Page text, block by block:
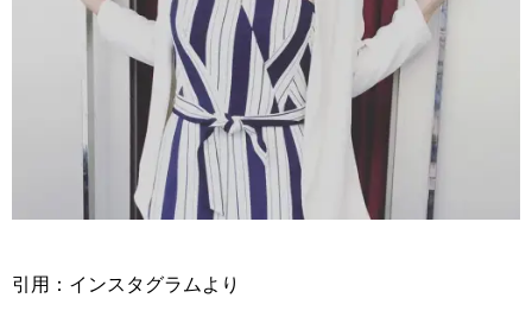
引用：インスタグラムより